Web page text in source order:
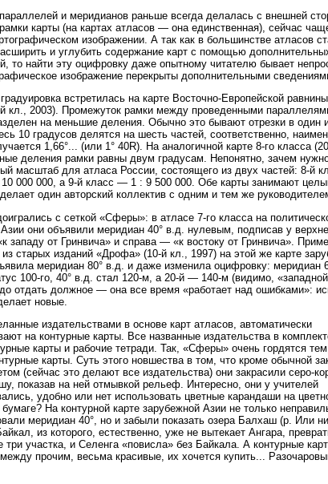
и меридианов раньше всегда делалась с внешней
карты (на картах атласов — она единственная), сейчас
изображении. А так как в большинстве атласов
и углубить содержание карт с помощью
то найти эту оцифровку даже опытному читателю бывает
изображение перекрыты дополнительными
встретилась на карте Восточно-Европейской
кл., 2003). Промежуток рамки между проведенными
на меньшие деления. Обычно это бывают отрезки в один
10 градусов делятся на шесть частей, соответственно,
1,66°... (или 1° 40R). На аналогичной карте 8-го класса
деления рамки равны двум градусам. Непонятно, зачем
масштаб для атласа России, состоящего из двух частей: 8-й
000 000, а 9-й класс — 1 : 9 500 000. Обе карты занимают
один авторский коллектив с одним и тем же
с сеткой «Сферы»: в атласе 7-го класса на
они объявили меридиан 40° в.д. нулевым, подписав у
западу от Гринвича» и справа — «к востоку от Гринвича».
старых изданий «Дрофа» (10-й кл., 1997) на этой же карте
меридиан 80° в.д. и даже изменила оцифровку: меридиан
100-го, 40° в.д. стал 120-м, а 20-й — 140-м (видимо, «западной
отдать должное — она все время «работает над ошибками»:
новые.
издательствами в основе карт атласов, автоматически
на контурные карты. Все названные издательства в
карты и рабочие тетради. Так, «Сферы» очень гордятся
карты. Суть этого новшества в том, что кроме обычной
(сейчас это делают все издательства) они закрасили серо-
показав на ней отмывкой рельеф. Интересно, они у учителей
удобно или нет использовать цветные карандаши на
На контурной карте зарубежной Азии не только
меридиан 40°, но и забыли показать озера Балхаш (р. Или
из которого, естественно, уже не вытекает Ангара,
три участка, и Селенга «повисла» без Байкала. А контурные
прочим, весьма красивые, их хочется купить...